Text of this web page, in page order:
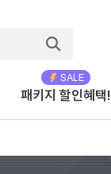
패키지 할인혜택!